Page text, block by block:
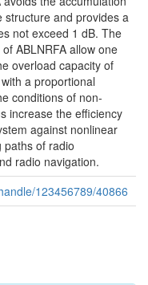
structure and provides a
not exceed 1 dB. The
ABLNRFA allow one
overload capacity of
a proportional
conditions of non-
increase the efficiency
against nonlinear
paths of radio
radio navigation.
123456789/40866